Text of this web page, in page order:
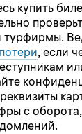
купить
турфирмы.
, если
с